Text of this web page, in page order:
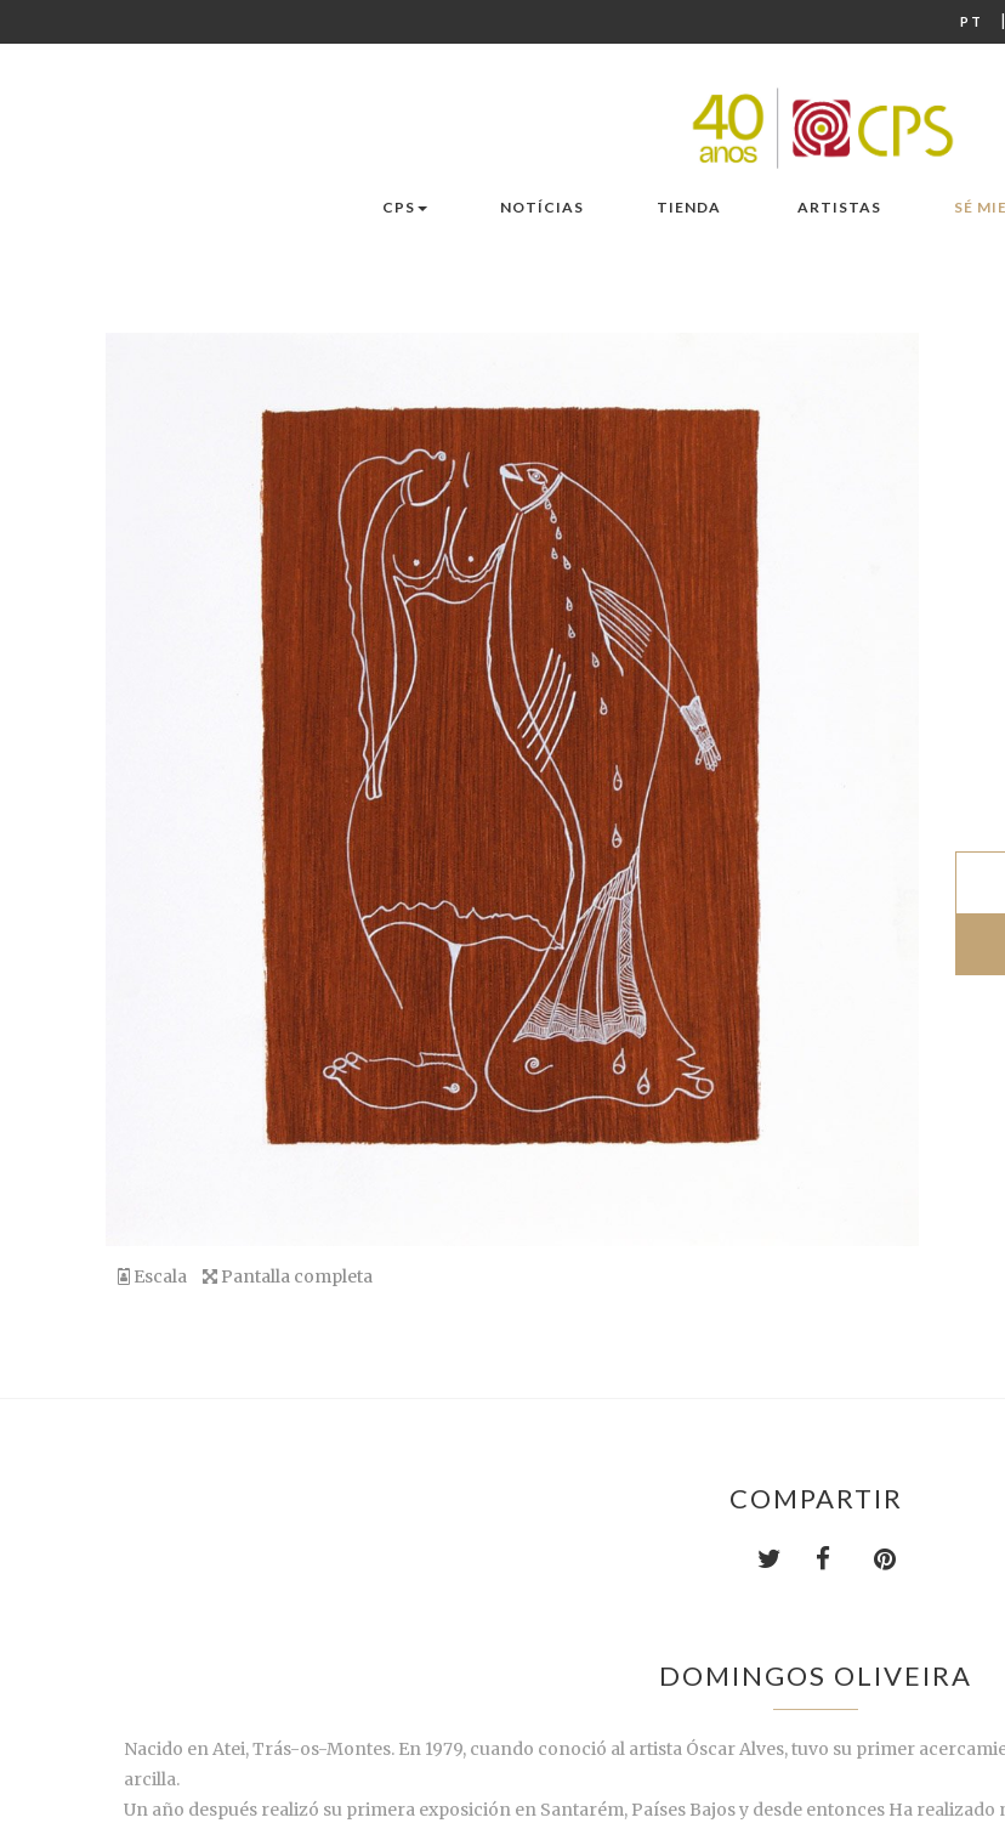
PT |
CPS NOTÍCIAS TIENDA ARTISTAS SÉ
Escala Pantalla completa
COMPARTIR
DOMINGOS OLIVEIRA
Nacido en Atei, Trás-os-Montes. En 1979, cuando conoció al artista Óscar Alves, tuvo su primer
arcilla.
Un año después realizó su primera exposición en Santarém, Países Bajos y desde entonces Ha